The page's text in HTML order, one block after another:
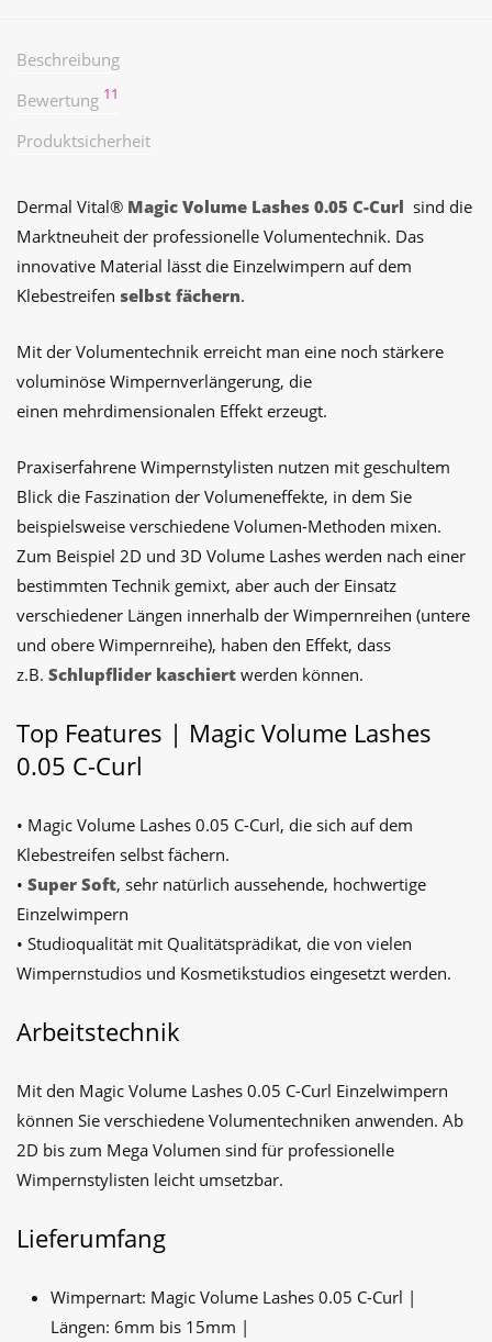
Beschreibung
Bewertung 11
Produktsicherheit
Dermal Vital® Magic Volume Lashes 0.05 C-Curl sind die
Marktneuheit der professionelle Volumentechnik. Das
innovative Material lässt die Einzelwimpern auf dem
Klebestreifen selbst fächern.
Mit der Volumentechnik erreicht man eine noch stärkere
voluminöse Wimpernverlängerung, die
einen mehrdimensionalen Effekt erzeugt.
Praxiserfahrene Wimpernstylisten nutzen mit geschultem
Blick die Faszination der Volumeneffekte, in dem Sie
beispielsweise verschiedene Volumen-Methoden mixen.
Zum Beispiel 2D und 3D Volume Lashes werden nach einer
bestimmten Technik gemixt, aber auch der Einsatz
verschiedener Längen innerhalb der Wimpernreihen (untere
und obere Wimpernreihe), haben den Effekt, dass
z.B. Schlupflider kaschiert werden können.
Top Features | Magic Volume Lashes
0.05 C-Curl
• Magic Volume Lashes 0.05 C-Curl, die sich auf dem
Klebestreifen selbst fächern.
• Super Soft, sehr natürlich aussehende, hochwertige
Einzelwimpern
• Studioqualität mit Qualitätsprädikat, die von vielen
Wimpernstudios und Kosmetikstudios eingesetzt werden.
Arbeitstechnik
Mit den Magic Volume Lashes 0.05 C-Curl Einzelwimpern
können Sie verschiedene Volumentechniken anwenden. Ab
2D bis zum Mega Volumen sind für professionelle
Wimpernstylisten leicht umsetzbar.
Lieferumfang
Wimpernart: Magic Volume Lashes 0.05 C-Curl |
Längen: 6mm bis 15mm |